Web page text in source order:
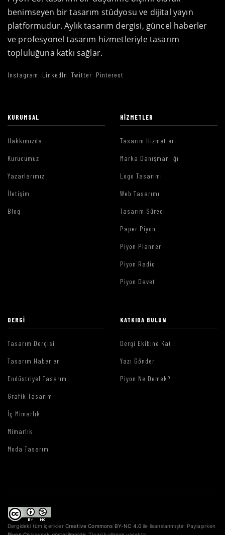
benimseyen bir tasarım stüdyosu ve dijital yayın
platformudur. Aylık tasarım dergisi, güncel haberler
ve profesyonel tasarım hizmetleriyle tasarım
topluluğuna katkı sağlar.
Instagram LinkedIn Twitter Pinterest
KURUMSAL
Hakkımızda
Kurucumuz
Yazarlarımız
İletişim
Blog
HIZMETLER
Tasarım Hizmetleri
Marka Danışmanlığı
Logo Tasarımı
Web Tasarımı
Tasarım Süreci
Paper Piyon
Piyon Planner
Piyon Radio
Piyon Davet
DERGI
Tasarım Dergisi
Tasarım Haberleri
Endüstriyel Tasarım
Grafik Tasarım
İç Mimarlık
Mimarlık
Moda Tasarım
KATKIDA BULUN
Dergi Ekibine Katıl
Yazı Gönder
Piyon Ne Demek?
Dergideki tüm içerikler Creative Commons BY-NC 4.0 ile lisanslanmıştır. Paylaşırken